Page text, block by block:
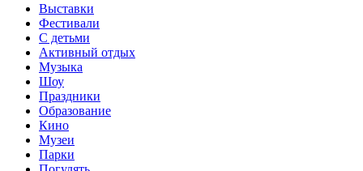
Выставки
Фестивали
С детьми
Активный отдых
Музыка
Шоу
Праздники
Образование
Кино
Музеи
Парки